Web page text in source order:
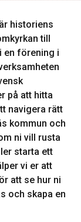
historiens
till
en förening i
på att hitta
navigera rätt
kommun och
ni vill rusta
starta ett
vi er att
att se hur ni
och skapa en